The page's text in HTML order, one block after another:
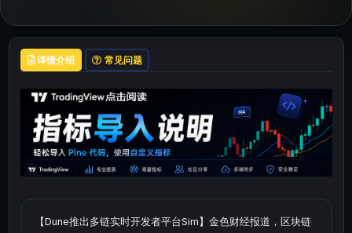
详情介绍 常见问题
【Dune推出多链实时开发者平台Sim】金色财经报道，区块链